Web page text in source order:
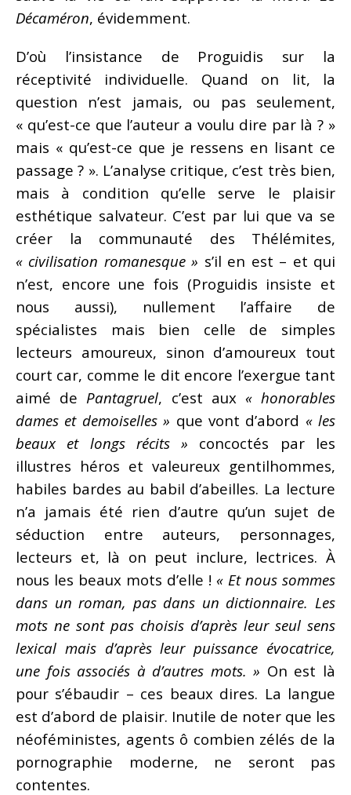
Décaméron, évidemment.
D’où l’insistance de Proguidis sur la
réceptivité individuelle. Quand on lit, la
question n’est jamais, ou pas seulement,
« qu’est-ce que l’auteur a voulu dire par là ? »
mais « qu’est-ce que je ressens en lisant ce
passage ? ». L’analyse critique, c’est très bien,
mais à condition qu’elle serve le plaisir
esthétique salvateur. C’est par lui que va se
créer la communauté des Thélémites,
« civilisation romanesque » s’il en est – et qui
n’est, encore une fois (Proguidis insiste et
nous aussi), nullement l’affaire de
spécialistes mais bien celle de simples
lecteurs amoureux, sinon d’amoureux tout
court car, comme le dit encore l’exergue tant
aimé de Pantagruel, c’est aux « honorables
dames et demoiselles » que vont d’abord « les
beaux et longs récits » concoctés par les
illustres héros et valeureux gentilhommes,
habiles bardes au babil d’abeilles. La lecture
n’a jamais été rien d’autre qu’un sujet de
séduction entre auteurs, personnages,
lecteurs et, là on peut inclure, lectrices. À
nous les beaux mots d’elle ! « Et nous sommes
dans un roman, pas dans un dictionnaire. Les
mots ne sont pas choisis d’après leur seul sens
lexical mais d’après leur puissance évocatrice,
une fois associés à d’autres mots. » On est là
pour s’ébaudir – ces beaux dires. La langue
est d’abord de plaisir. Inutile de noter que les
néoféministes, agents ô combien zélés de la
pornographie moderne, ne seront pas
contentes.